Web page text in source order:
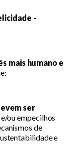
-
mais humano e
ser
ou empecilhos
de
e